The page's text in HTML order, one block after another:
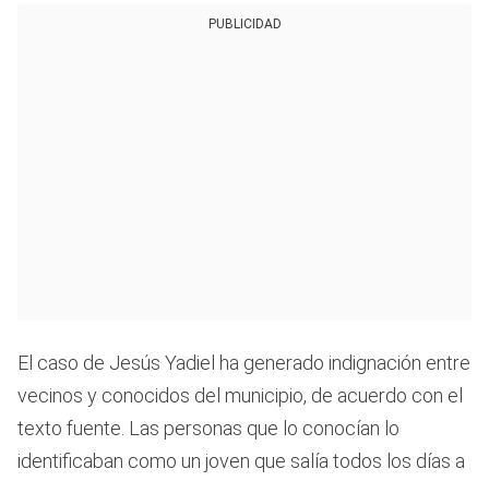
PUBLICIDAD
El caso de Jesús Yadiel ha generado indignación entre
vecinos y conocidos del municipio, de acuerdo con el
texto fuente. Las personas que lo conocían lo
identificaban como un joven que salía todos los días a